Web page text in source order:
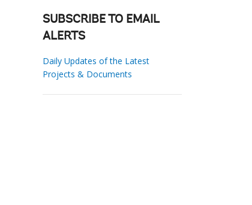
SUBSCRIBE TO EMAIL
ALERTS
Daily Updates of the Latest
Projects & Documents